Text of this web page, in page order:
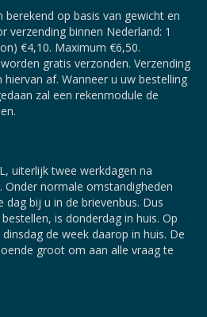
op basis van gewicht en
verzending binnen Nederland: 1
€4,10. Maximum €6,50.
gratis verzonden. Verzending
af. Wanneer u uw bestelling
zal een rekenmodule de
uiterlijk twee werkdagen na
Onder normale omstandigheden
bij u in de brievenbus. Dus
is donderdag in huis. Op
de week daarop in huis. De
groot om aan alle vraag te